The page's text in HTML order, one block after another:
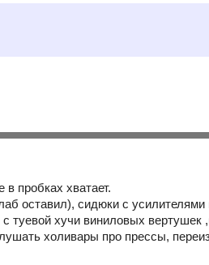
пробках хватает.
оставил), сидюки с усилителями
туевой хучи виниловых
холивары про прессы,